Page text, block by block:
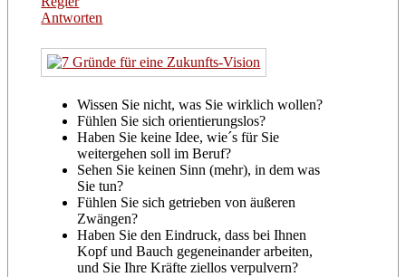
Antworten
Wissen Sie nicht, was Sie wirklich wollen?
Fühlen Sie sich orientierungslos?
Haben Sie keine Idee, wie´s für Sie
weitergehen soll im Beruf?
Sehen Sie keinen Sinn (mehr), in dem was
Sie tun?
Fühlen Sie sich getrieben von äußeren
Zwängen?
Haben Sie den Eindruck, dass bei Ihnen
Kopf und Bauch gegeneinander arbeiten,
und Sie Ihre Kräfte ziellos verpulvern?